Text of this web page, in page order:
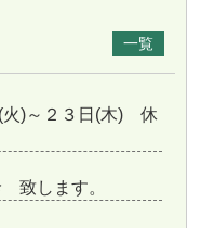
一覧
)～２３日(木) 休
致します。